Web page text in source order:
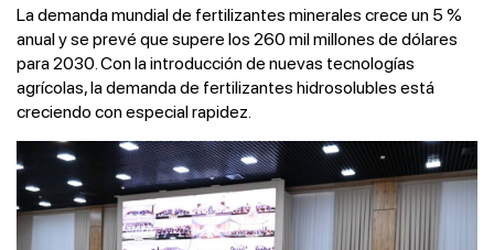
La demanda mundial de fertilizantes minerales crece un 5 %
anual y se prevé que supere los 260 mil millones de dólares
para 2030. Con la introducción de nuevas tecnologías
agrícolas, la demanda de fertilizantes hidrosolubles está
creciendo con especial rapidez.